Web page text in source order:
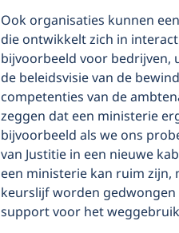
Ook organisaties kunnen
die ontwikkelt zich in
bijvoorbeeld voor bedrijven,
de beleidsvisie van de
competenties van de
zeggen dat een ministerie
bijvoorbeeld als we ons
van Justitie in een nieuwe
een ministerie kan ruim zijn,
keurslijf worden
support voor het